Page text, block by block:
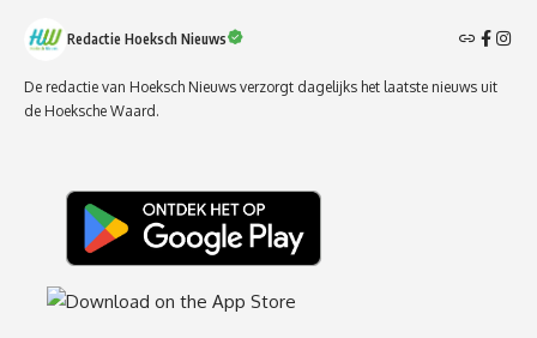
Redactie Hoeksch Nieuws
De redactie van Hoeksch Nieuws verzorgt dagelijks het laatste nieuws uit
de Hoeksche Waard.